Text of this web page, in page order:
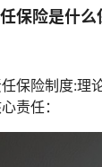
保险是什
保险制度:理
责任：